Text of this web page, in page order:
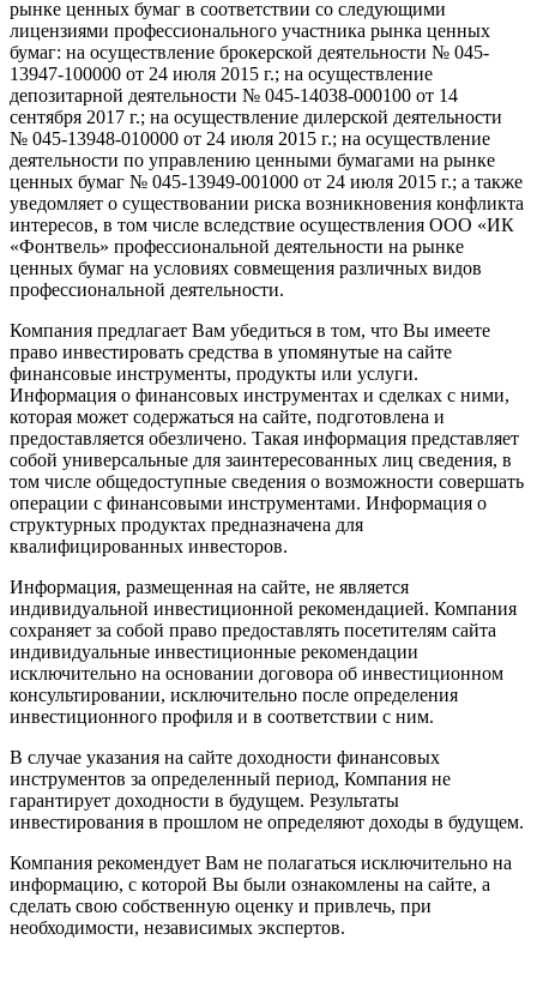
рынке ценных бумаг в соответствии со следующими
лицензиями профессионального участника рынка ценных
бумаг: на осуществление брокерской деятельности № 045-
13947-100000 от 24 июля 2015 г.; на осуществление
депозитарной деятельности № 045-14038-000100 от 14
сентября 2017 г.; на осуществление дилерской деятельности
№ 045-13948-010000 от 24 июля 2015 г.; на осуществление
деятельности по управлению ценными бумагами на рынке
ценных бумаг № 045-13949-001000 от 24 июля 2015 г.; а также
уведомляет о существовании риска возникновения конфликта
интересов, в том числе вследствие осуществления ООО «ИК
«Фонтвель» профессиональной деятельности на рынке
ценных бумаг на условиях совмещения различных видов
профессиональной деятельности.
Компания предлагает Вам убедиться в том, что Вы имеете
право инвестировать средства в упомянутые на сайте
финансовые инструменты, продукты или услуги.
Информация о финансовых инструментах и сделках с ними,
которая может содержаться на сайте, подготовлена и
предоставляется обезличено. Такая информация представляет
собой универсальные для заинтересованных лиц сведения, в
том числе общедоступные сведения о возможности совершать
операции с финансовыми инструментами. Информация о
структурных продуктах предназначена для
квалифицированных инвесторов.
Информация, размещенная на сайте, не является
индивидуальной инвестиционной рекомендацией. Компания
сохраняет за собой право предоставлять посетителям сайта
индивидуальные инвестиционные рекомендации
исключительно на основании договора об инвестиционном
консультировании, исключительно после определения
инвестиционного профиля и в соответствии с ним.
В случае указания на сайте доходности финансовых
инструментов за определенный период, Компания не
гарантирует доходности в будущем. Результаты
инвестирования в прошлом не определяют доходы в будущем.
Компания рекомендует Вам не полагаться исключительно на
информацию, с которой Вы были ознакомлены на сайте, а
сделать свою собственную оценку и привлечь, при
необходимости, независимых экспертов.